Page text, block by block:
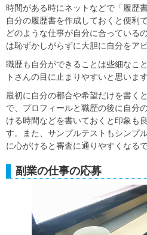
時間がある時にネットなどで「履歴
自分の履歴書を作成しておくと便利で
どのような仕事が自分に合っている
は恥ずかしがらずに大胆に自分をア
職歴も自分ができることは些細なこ
トさんの目に止まりやすいと思います
最初に自分の都合や希望だけを書く
で、プロフィールと職歴の後に自分
ける時間などを書いておくと印象も
す。また、サンプルテストもシンプ
に心がけると審査に通りやすくなるで
副業の仕事の応募